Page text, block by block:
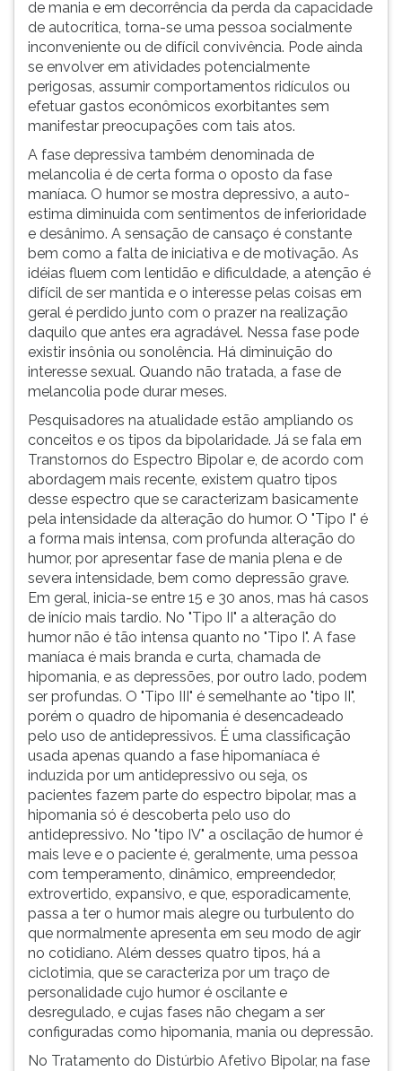
de mania e em decorrência da perda da capacidade
de autocrítica, torna-se uma pessoa socialmente
inconveniente ou de difícil convivência. Pode ainda
se envolver em atividades potencialmente
perigosas, assumir comportamentos ridículos ou
efetuar gastos econômicos exorbitantes sem
manifestar preocupações com tais atos.
A fase depressiva também denominada de
melancolia é de certa forma o oposto da fase
maníaca. O humor se mostra depressivo, a auto-
estima diminuida com sentimentos de inferioridade
e desânimo. A sensação de cansaço é constante
bem como a falta de iniciativa e de motivação. As
idéias fluem com lentidão e dificuldade, a atenção é
difícil de ser mantida e o interesse pelas coisas em
geral é perdido junto com o prazer na realização
daquilo que antes era agradável. Nessa fase pode
existir insônia ou sonolência. Há diminuição do
interesse sexual. Quando não tratada, a fase de
melancolia pode durar meses.
Pesquisadores na atualidade estão ampliando os
conceitos e os tipos da bipolaridade. Já se fala em
Transtornos do Espectro Bipolar e, de acordo com
abordagem mais recente, existem quatro tipos
desse espectro que se caracterizam basicamente
pela intensidade da alteração do humor. O "Tipo I" é
a forma mais intensa, com profunda alteração do
humor, por apresentar fase de mania plena e de
severa intensidade, bem como depressão grave.
Em geral, inicia-se entre 15 e 30 anos, mas há casos
de início mais tardio. No "Tipo II" a alteração do
humor não é tão intensa quanto no "Tipo I". A fase
maníaca é mais branda e curta, chamada de
hipomania, e as depressões, por outro lado, podem
ser profundas. O "Tipo III" é semelhante ao "tipo II",
porém o quadro de hipomania é desencadeado
pelo uso de antidepressivos. É uma classificação
usada apenas quando a fase hipomaníaca é
induzida por um antidepressivo ou seja, os
pacientes fazem parte do espectro bipolar, mas a
hipomania só é descoberta pelo uso do
antidepressivo. No "tipo IV" a oscilação de humor é
mais leve e o paciente é, geralmente, uma pessoa
com temperamento, dinâmico, empreendedor,
extrovertido, expansivo, e que, esporadicamente,
passa a ter o humor mais alegre ou turbulento do
que normalmente apresenta em seu modo de agir
no cotidiano. Além desses quatro tipos, há a
ciclotimia, que se caracteriza por um traço de
personalidade cujo humor é oscilante e
desregulado, e cujas fases não chegam a ser
configuradas como hipomania, mania ou depressão.
No Tratamento do Distúrbio Afetivo Bipolar, na fase